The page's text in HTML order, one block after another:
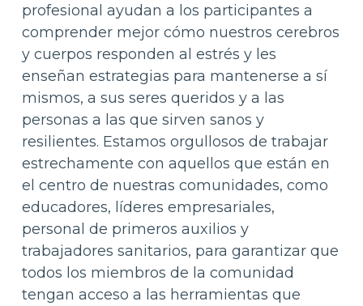
profesional ayudan a los participantes a
comprender mejor cómo nuestros cerebros
y cuerpos responden al estrés y les
enseñan estrategias para mantenerse a sí
mismos, a sus seres queridos y a las
personas a las que sirven sanos y
resilientes. Estamos orgullosos de trabajar
estrechamente con aquellos que están en
el centro de nuestras comunidades, como
educadores, líderes empresariales,
personal de primeros auxilios y
trabajadores sanitarios, para garantizar que
todos los miembros de la comunidad
tengan acceso a las herramientas que